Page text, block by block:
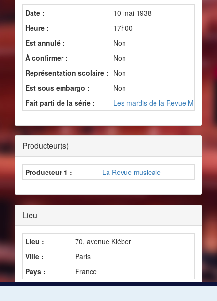
Date :
10 mai 1938
Heure :
17h00
Est annulé :
Non
À confirmer :
Non
Représentation scolaire : Non
Est sous embargo :
Non
Fait parti de la série :
Les mardis de la Revue Musicale
Producteur(s)
Producteur 1 : La Revue musicale
Lieu
Lieu :
70, avenue Kléber
Ville :
Paris
Pays :
France